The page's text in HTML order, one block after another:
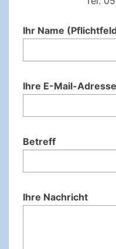
Ihr Name
Ihre E-Mail-
Betreff
Ihre Nachricht